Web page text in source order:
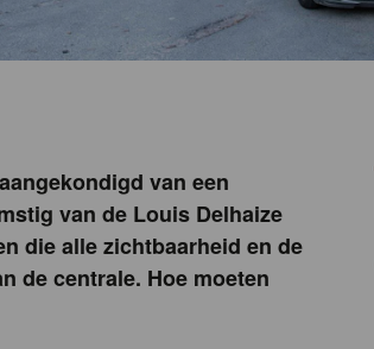
van een
van de Louis Delhaize
die alle zichtbaarheid en de
de centrale. Hoe moeten